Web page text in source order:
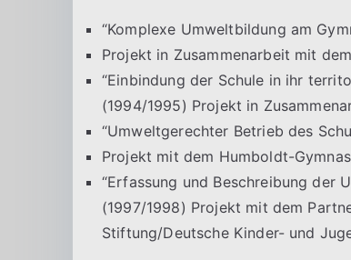
“Komplexe Umweltbildung am
Projekt in Zusammenarbeit mit
“Einbindung der Schule in ihr
(1994/1995) Projekt in
“Umweltgerechter Betrieb des
Projekt mit dem Humboldt-
“Erfassung und Beschreibung der
(1997/1998) Projekt mit dem
Stiftung/Deutsche Kinder- und